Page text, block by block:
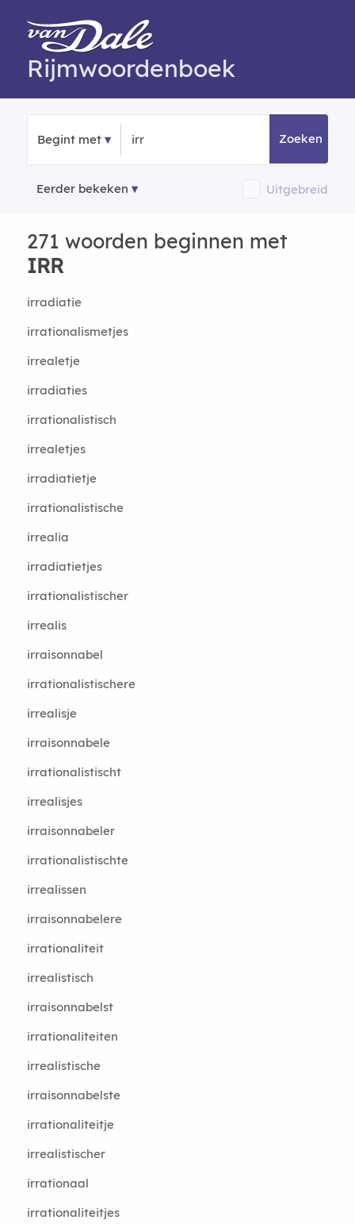
Rijmwoordenboek
Begint met Zoeken
Eerder bekeken Uitgebreid
271 woorden beginnen met
IRR
irradiatie
irrationalismetjes
irrealetje
irradiaties
irrationalistisch
irrealetjes
irradiatietje
irrationalistische
irrealia
irradiatietjes
irrationalistischer
irrealis
irraisonnabel
irrationalistischere
irrealisje
irraisonnabele
irrationalistischt
irrealisjes
irraisonnabeler
irrationalistischte
irrealissen
irraisonnabelere
irrationaliteit
irrealistisch
irraisonnabelst
irrationaliteiten
irrealistische
irraisonnabelste
irrationaliteitje
irrealistischer
irrationaal
irrationaliteitjes